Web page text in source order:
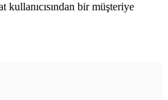
kullanıcısından bir müşteriye